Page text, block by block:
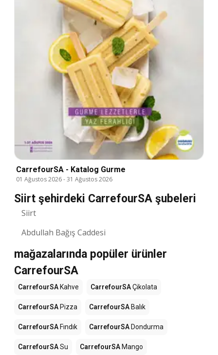
CarrefourSA - Katalog Gurme
01 Ağustos 2026-31 Ağustos 2026
Siirt şehirdeki CarrefourSA şubeleri
Siirt
Abdullah Bağış Caddesi
mağazalarında popüler ürünler
CarrefourSA
CarrefourSAKahve CarrefourSAÇikolata
CarrefourSAPizza CarrefourSABalık
CarrefourSAFındık CarrefourSADondurma
CarrefourSASu CarrefourSAMango